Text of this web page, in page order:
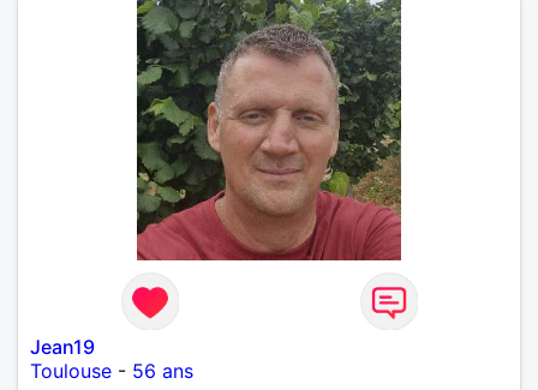
autant être trop locace. Je suis bourré de qualités
avec très peu de défauts. Je suis altruiste,
bienveillant, empathique, attentionné, honnête,
respectueux, doux de caractère et compréhensif : je
laisse « glisser » beaucoup de choses. Mais ne vous
m’éprenez pas Mesdames, si une personne que
j’aime me trahit une fois, il n’y aura pas de seconde
chance et je l’effacerai à « vitam eternam ».
Néanmoins, je suis un tout petit peu maniaque ainsi
qu’impatient. J’essaye de faire des efforts. Rien de
bien dramatique ! Du moins je le pense……Je suis un
homme facile à vivre. À vous si vous le souhaitez,
d’apprendre à me connaître davantage. J’en serai
ravi….A très bientôt je l’espère.
Jean19
Toulouse - 56 ans